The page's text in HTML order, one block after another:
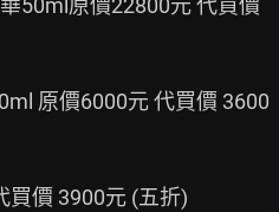
50ml原價22800元 代買價
原價6000元 代買價 3600
買價 3900元 (五折)